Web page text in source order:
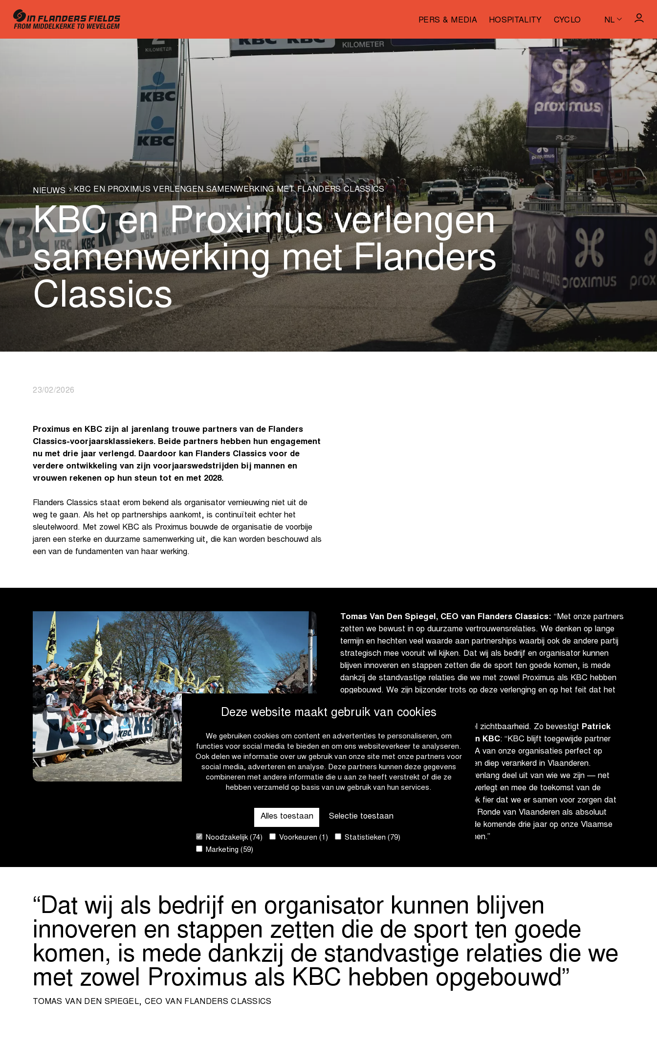
Deze website maakt gebruik van cookies
We gebruiken cookies om content en advertenties te personaliseren, om
functies voor social media te bieden en om ons websiteverkeer te analyseren.
Ook delen we informatie over uw gebruik van onze site met onze partners voor
social media, adverteren en analyse. Deze partners kunnen deze gegevens
combineren met andere informatie die u aan ze heeft verstrekt of die ze
hebben verzameld op basis van uw gebruik van hun services.
Alles toestaan Selectie toestaan
Noodzakelijk (74) Voorkeuren (1)
Statistieken (79)
Marketing (59)
PERS & MEDIA HOSPITALITY CYCLO NL
NIEUWS KBC EN PROXIMUS VERLENGEN SAMENWERKING MET FLANDERS CLASSICS
KBC en Proximus verlengen
samenwerking met Flanders
Classics
23/02/2026
Proximus en KBC zijn al jarenlang trouwe partners van de Flanders
Classics-voorjaarsklassiekers. Beide partners hebben hun engagement
nu met drie jaar verlengd. Daardoor kan Flanders Classics voor de
verdere ontwikkeling van zijn voorjaarswedstrijden bij mannen en
vrouwen rekenen op hun steun tot en met 2028.
Flanders Classics staat erom bekend als organisator vernieuwing niet uit de
weg te gaan. Als het op partnerships aankomt, is continuïteit echter het
sleutelwoord. Met zowel KBC als Proximus bouwde de organisatie de voorbije
jaren een sterke en duurzame samenwerking uit, die kan worden beschouwd als
een van de fundamenten van haar werking.
Tomas Van Den Spiegel, CEO van Flanders Classics: “Met onze partners
zetten we bewust in op duurzame vertrouwensrelaties. We denken op lange
termijn en hechten veel waarde aan partnerships waarbij ook de andere partij
strategisch mee vooruit wil kijken. Dat wij als bedrijf en organisator kunnen
blijven innoveren en stappen zetten die de sport ten goede komen, is mede
dankzij de standvastige relaties die we met zowel Proximus als KBC hebben
opgebouwd. We zijn bijzonder trots op deze verlenging en op het feit dat het
Partnerships gaan om meer dan enkel zichtbaarheid. Zo bevestigt Patrick
Kindt, directeur Communicatie van KBC: “KBC blijft toegewijde partner
van Flanders Classics omdat het DNA van onze organisaties perfect op
elkaar aansluit: ambitieus, gedreven en diep verankerd in Vlaanderen.
Innovatie en vooruitgang maken al jarenlang deel uit van wie we zijn — net
zoals deze koers elke editie grenzen verlegt en mee de toekomst van de
wielersport vormgeeft. We zijn dan ook fier dat we er samen voor zorgen dat
de grootste wielerklassiekers, met de Ronde van Vlaanderen als absoluut
hoogtepunt, dankzij onze steun ook de komende drie jaar op onze Vlaamse
wegen tot hun volle recht kunnen komen.”
Dat wij als bedrijf en organisator kunnen blijven
innoveren en stappen zetten die de sport ten goede
komen, is mede dankzij de standvastige relaties die we
met zowel Proximus als KBC hebben opgebouwd
TOMAS VAN DEN SPIEGEL, CEO VAN FLANDERS CLASSICS